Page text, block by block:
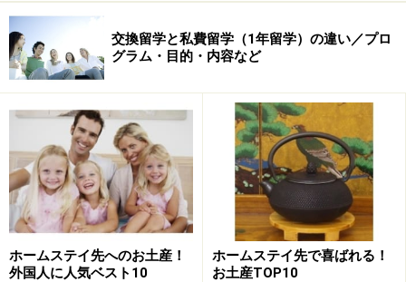
交換留学と私費留学（1年留学）の違い／プロ
グラム・目的・内容など
ホームステイ先へのお土産！
外国人に人気ベスト10
ホームステイ先で喜ばれる！
お土産TOP10